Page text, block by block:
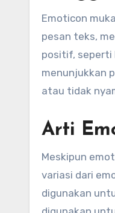
Emoticon
pesan teks,
positif, seperti
menunjukkan
atau tidak
Arti
Meskipun
variasi dari
digunakan